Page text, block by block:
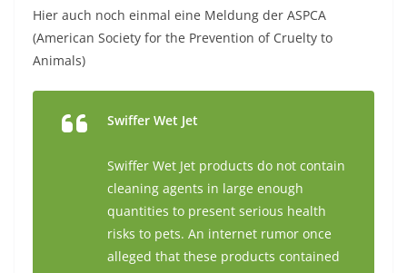
Hier auch noch einmal eine Meldung der ASPCA
(American Society for the Prevention of Cruelty to
Animals)
Swiffer Wet Jet
Swiffer Wet Jet products do not contain
cleaning agents in large enough
quantities to present serious health
risks to pets. An internet rumor once
alleged that these products contained